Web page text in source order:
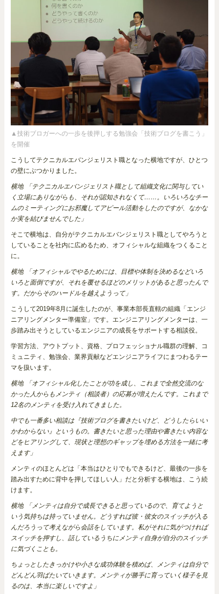
▲技術ブロガーへの一歩を後押しする勉強会「技術ブログを書こう」
を開催
こうしてテクニカルエバンジェリスト職となった横地ですが、ひとつ
の壁にぶつかりました。
横地 「テクニカルエバンジェリスト職として組織文化に関与してい
く立場にありながらも、それが認知されなくて……。いろいろなチー
ムのミーティングにお邪魔してアピール活動をしたのですが、なかな
か実を結びませんでした」
そこで横地は、自分がテクニカルエバンジェリスト職としてやろうと
していることを社内に広めるため、オフィシャルな組織をつくること
に。
横地 「オフィシャルでやるためには、目標や体制を決めるなどいろ
いろと面倒ですが、それを覆せるほどのメリットがあると思ったんで
す。だからそのハードルを越えようって」
こうして2019年8月に誕生したのが、事業本部長直轄の組織「エンジ
ニアリングメンター準備室」です。エンジニアリングメンターは、一
歩踏み出そうとしているエンジニアの成長をサポートする相談役。
学習方法、アウトプット、資格、プロフェッショナル職群の理解、コ
ミュニティ、勉強会、業界貢献などエンジニアライフにまつわるテー
マを扱います。
横地 「オフィシャル化したことが功を成し、これまで全然交流のな
かった人からもメンティ（相談者）の応募が増えたんです。これまで
12名のメンティを受け入れてきました。
中でも一番多い相談は『技術ブログを書きたいけど、どうしたらいい
かわからない』というもの。書きたいと思った理由や書きたい内容な
どをヒアリングして、現状と理想のギャップを埋める方法を一緒に考
えます」
メンティのほとんどは「本当はひとりでもできるけど、最後の一歩を
踏み出すために背中を押してほしい人」だと分析する横地は、こう続
けます。
横地 「メンティは自分で成長できると思っているので、育てようと
いう気持ちは持っていません。どうすれば彼・彼女のスイッチが入る
んだろうって考えながら会話をしています。私がそれに気がつければ
スイッチを押すし、話しているうちにメンティ自身が自分のスイッチ
に気づくことも。
ちょっとしたきっかけや小さな成功体験を積めば、メンティは自分で
どんどん羽ばたいていきます。メンティが勝手に育っていく様子を見
るのは、本当に楽しいですよ」